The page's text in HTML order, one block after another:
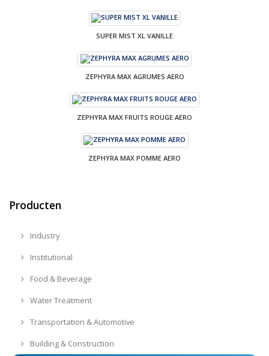
SUPER MIST XL VANILLE
ZEPHYRA MAX AGRUMES AERO
ZEPHYRA MAX FRUITS ROUGE AERO
ZEPHYRA MAX POMME AERO
Producten
Industry
Institutional
Food & Beverage
Water Treatment
Transportation & Automotive
Building & Construction